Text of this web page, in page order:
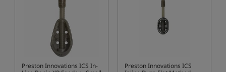
Preston Innovations ICS In-
Preston Innovations ICS